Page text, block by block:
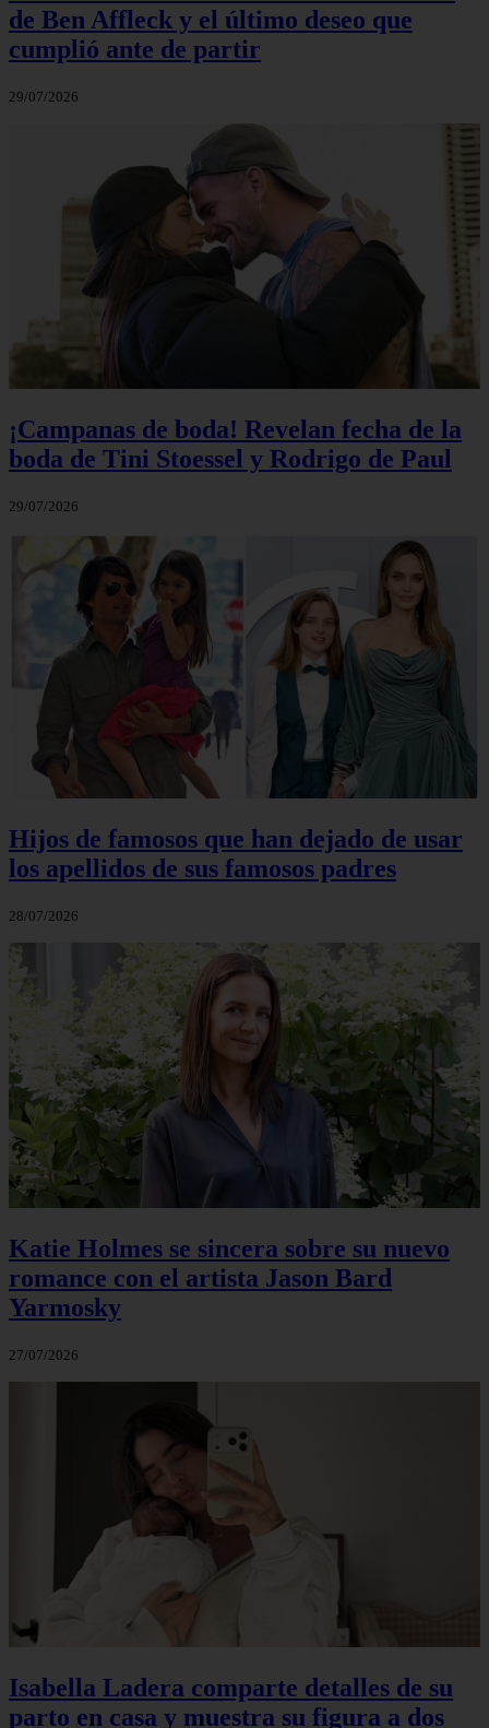
de Ben Affleck y el último deseo que
cumplió ante de partir
29/07/2026
¡Campanas de boda! Revelan fecha de la
boda de Tini Stoessel y Rodrigo de Paul
29/07/2026
Hijos de famosos que han dejado de usar
los apellidos de sus famosos padres
28/07/2026
Katie Holmes se sincera sobre su nuevo
romance con el artista Jason Bard
Yarmosky
27/07/2026
Isabella Ladera comparte detalles de su
parto en casa y muestra su figura a dos